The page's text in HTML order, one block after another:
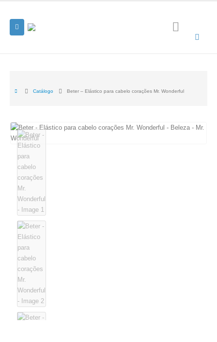
Catálogo Beter – Elástico para cabelo corações Mr. Wonderful